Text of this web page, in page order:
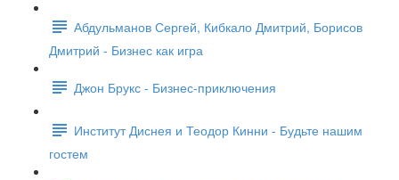
Абдульманов Сергей, Кибкало Дмитрий, Борисов
Дмитрий - Бизнес как игра
Джон Брукс - Бизнес-приключения
Институт Диснея и Теодор Кинни - Будьте нашим
гостем